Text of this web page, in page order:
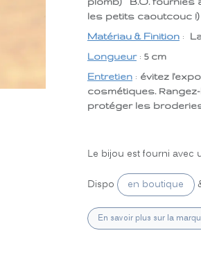
les petits caoutcouc !)
Matériau & Finition :
Longueur: 5 cm
Entretien : évitez
cosmétiques.
protéger les
Le bijou est fourni
Dispo en boutique
En savoir plus sur la